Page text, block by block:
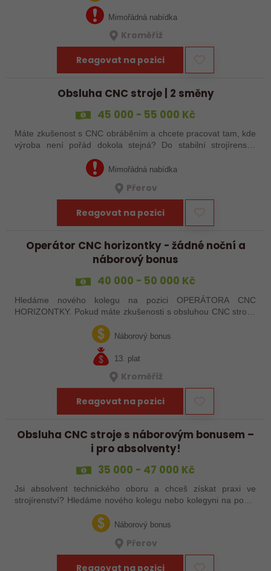
Mimořádná nabídka
Kroměříž
Reagovat na pozici
Obsluha CNC stroje | 2 směny
45 000 - 55 000 Kč
Máte zkušenost s CNC obráběním a chcete pracovat tam, kde
výroba není pořád dokola stejná? Do stabilní strojírenské
zakázkovou výrobu. Čeká Vás…Mimořádná nabídka
Přerov
Reagovat na pozici
Operátor CNC horizontky - žádné noční a
náborový bonus
40 000 - 50 000 Kč
Hledáme nového kolegu na pozici OPERÁTORA CNC
HORIZONTKY. Pokud máte zkušenosti s obsluhou CNC strojů,
orientujete se ve výkresové dokumentaci a máte chuť naučit se
něco nového, pak jste ideálním…Náborový bonus
13. plat
Kroměříž
Reagovat na pozici
Obsluha CNC stroje s náborovým bonusem –
i pro absolventy!
35 000 - 47 000 Kč
Jsi absolvent technického oboru a chceš získat praxi ve
strojírenství? Hledáme nového kolegu nebo kolegyni na pozici
obsluhy strojů – pokud tě láká práce ve výrobě, kde se něco
skutečně tvoří, rádi…
Náborový bonus
Přerov
Reagovat na pozici